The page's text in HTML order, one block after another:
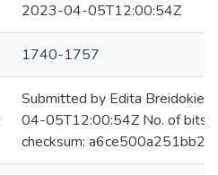
2023-04-05T12:00:54Z
1740-1757
Submitted by Edita
04-05T12:00:54Z No. of
checksum: